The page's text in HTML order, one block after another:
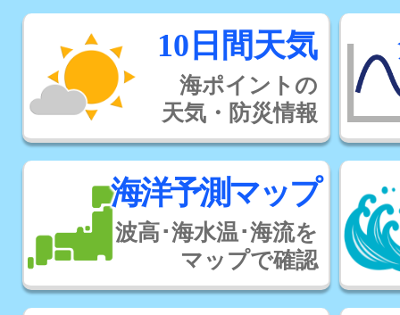
10日間天気
海ポイントの
天気・防災情報
海洋予測マップ
波高･海水温･海流を
マップで確認